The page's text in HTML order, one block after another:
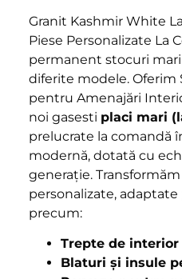
Granit Kashmir White
Piese Personalizate La
permanent stocuri
diferite modele. Oferim
pentru Amenajări
noi gasesti placi mari
prelucrate la comandă
modernă, dotată cu
generație.
personalizate,
precum:
Trepte de
Blaturi și insule